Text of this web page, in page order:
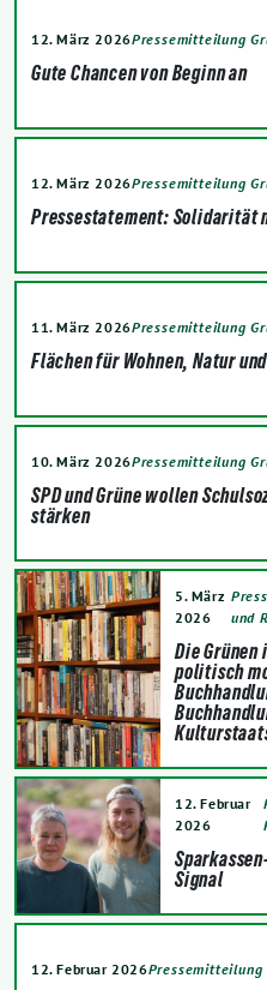
12. März 2026Pressemitteilung
Gute Chancen von Beginn an
12. März 2026Pressemitteilung
Pressestatement: Solidarität
11. März 2026Pressemitteilung
Flächen für Wohnen, Natur
10. März 2026Pressemitteilung
SPD und Grüne wollen
stärken
5. März
2026
und
Die
politisch
12. Februar
2026
Signal
12. Februar 2026Pressemitteilung